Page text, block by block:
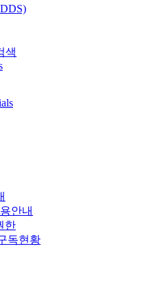
색
안내
한
독현황